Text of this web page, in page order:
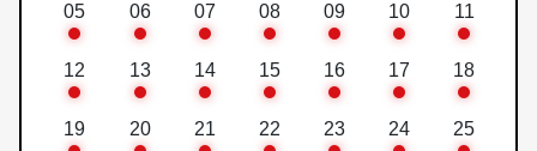
05 06 07 08 09 10 11
12 13 14 15 16 17 18
19 20 21 22 23 24 25